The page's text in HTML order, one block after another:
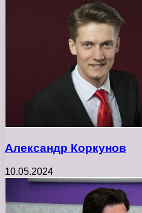
Александр Коркунов
10.05.2024